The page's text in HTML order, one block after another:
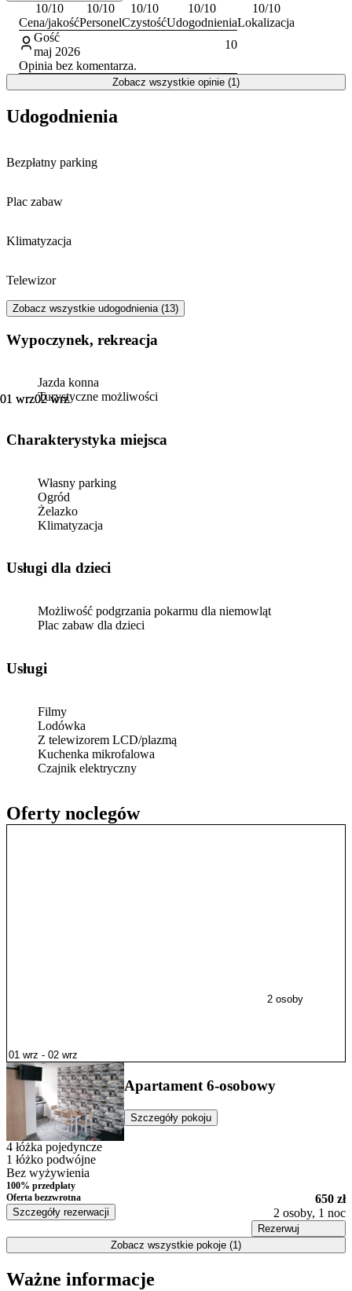
10/10
Cena/jakość
10/10
Personel
10/10
Czystość
10/10
Udogodnienia
10/10
Lokalizacja
Gość
maj 2026
10
Opinia bez komentarza.
Zobacz wszystkie opinie (1)
01 wrz02 wrz
Oferty noclegów
01 wrz02 wrz
2 osoby
Apartament 6-osobowy
Szczegóły pokoju
4 łóżka pojedyncze
1 łóżko podwójne
Bez wyżywienia
100% przedpłaty
Oferta bezzwrotna
Szczegóły rezerwacji
650 zł
2 osoby, 1 noc
Rezerwuj
Zobacz wszystkie pokoje (1)
Udogodnienia
Bezpłatny parking
Plac zabaw
Klimatyzacja
Telewizor
Zobacz wszystkie udogodnienia (13)
Wypoczynek, rekreacja
Jazda konna
Turystyczne możliwości
Charakterystyka miejsca
Własny parking
Ogród
Żelazko
Klimatyzacja
usługi dla dzieci
Możliwość podgrzania pokarmu dla niemowląt
Plac zabaw dla dzieci
Usługi
Filmy
Lodówka
Z telewizorem LCD/plazmą
Kuchenka mikrofalowa
Czajnik elektryczny
Ważne informacje